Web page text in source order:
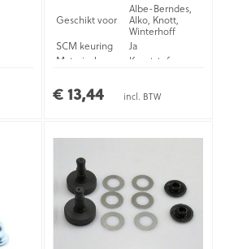
Geschikt voor
Albe-Berndes,
Alko, Knott,
Winterhoff
SCM keuring
Ja
Materiaal
Kunststof
€ 13,44 incl. BTW